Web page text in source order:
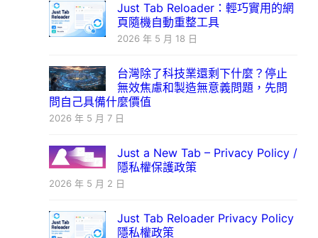
Just Tab Reloader：輕巧實用的網
頁隨機自動重整工具
2026 年 5 月 18 日
台灣除了科技業還剩下什麼？停止
無效焦慮和製造無意義問題，先問
問自己具備什麼價值
2026 年 5 月 7 日
Just a New Tab – Privacy Policy /
隱私權保護政策
2026 年 5 月 2 日
Just Tab Reloader Privacy Policy
隱私權政策